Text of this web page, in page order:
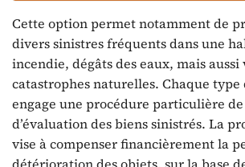
Cette option permet notamment de
divers sinistres fréquents dans une
incendie, dégâts des eaux, mais
catastrophes naturelles. Chaque type
engage une procédure particulière
d’évaluation des biens sinistrés. La
vise à compenser financièrement la